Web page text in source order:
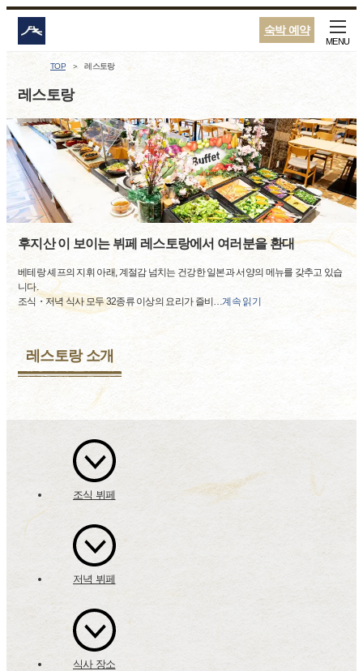
숙박 예약
MENU
TOP 레스토랑
레스토랑
후지산 이 보이는 뷔페 레스토랑에서 여러분을 환대
베테랑 셰프의 지휘 아래, 계절감 넘치는 건강한 일본과 서양의 메뉴를 갖추고 있습
니다.
조식・저녁 식사 모두 32종류 이상의 요리가 즐비 …계속 읽기
레스토랑 소개
조식 뷔페
저녁 뷔페
식사 장소